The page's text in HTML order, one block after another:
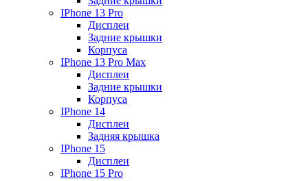
IPhone 13 Pro
Дисплеи
Задние крышки
Корпуса
IPhone 13 Pro Max
Дисплеи
Задние крышки
Корпуса
IPhone 14
Дисплеи
Задняя крышка
IPhone 15
Дисплеи
IPhone 15 Pro